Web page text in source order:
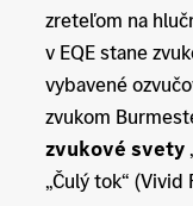
zreteľom na
v EQE stane
vybavené
zvukom
zvukové svety
„Čulý tok“ (Vivid